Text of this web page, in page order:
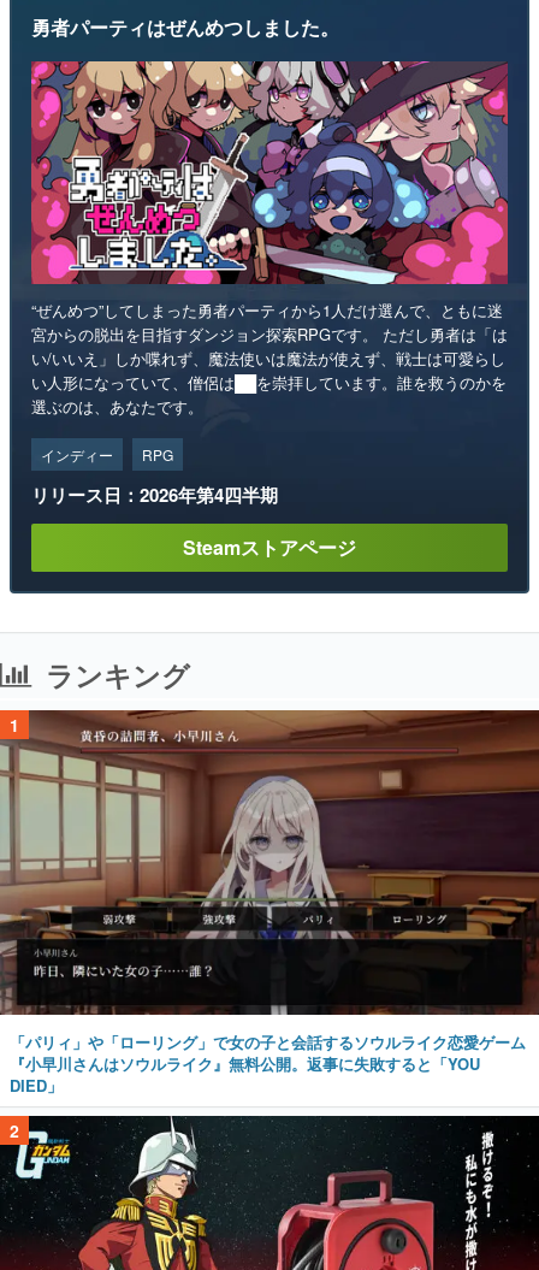
勇者パーティはぜんめつしました。
“ぜんめつ”してしまった勇者パーティから1人だけ選んで、ともに迷
宮からの脱出を目指すダンジョン探索RPGです。 ただし勇者は「は
い/いいえ」しか喋れず、魔法使いは魔法が使えず、戦士は可愛らし
い人形になっていて、僧侶は██を崇拝しています。誰を救うのかを
選ぶのは、あなたです。
インディー RPG
リリース日：2026年第4四半期
Steamストアページ
ランキング
1
「パリィ」や「ローリング」で女の子と会話するソウルライク恋愛ゲーム
『小早川さんはソウルライク』無料公開。返事に失敗すると「YOU
DIED」
2